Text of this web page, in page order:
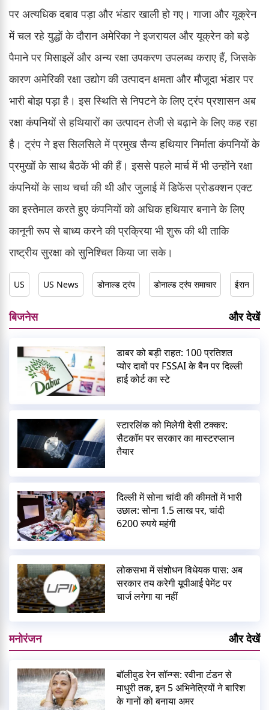
पर अत्यधिक दबाव पड़ा और भंडार खाली हो गए। गाजा और यूक्रेन
में चल रहे युद्धों के दौरान अमेरिका ने इजरायल और यूक्रेन को बड़े
पैमाने पर मिसाइलें और अन्य रक्षा उपकरण उपलब्ध कराए हैं, जिसके
कारण अमेरिकी रक्षा उद्योग की उत्पादन क्षमता और मौजूदा भंडार पर
भारी बोझ पड़ा है। इस स्थिति से निपटने के लिए ट्रंप प्रशासन अब
रक्षा कंपनियों से हथियारों का उत्पादन तेजी से बढ़ाने के लिए कह रहा
है। ट्रंप ने इस सिलसिले में प्रमुख सैन्य हथियार निर्माता कंपनियों के
प्रमुखों के साथ बैठकें भी की हैं। इससे पहले मार्च में भी उन्होंने रक्षा
कंपनियों के साथ चर्चा की थी और जुलाई में डिफेंस प्रोडक्शन एक्ट
का इस्तेमाल करते हुए कंपनियों को अधिक हथियार बनाने के लिए
कानूनी रूप से बाध्य करने की प्रक्रिया भी शुरू की थी ताकि
राष्ट्रीय सुरक्षा को सुनिश्चित किया जा सके।
US US News डोनाल्ड ट्रंप डोनाल्ड ट्रंप समाचार ईरान
बिजनेस और देखें
डाबर को बड़ी राहत: 100 प्रतिशत
प्योर दावों पर FSSAI के बैन पर दिल्ली
हाई कोर्ट का स्टे
स्टारलिंक को मिलेगी देसी टक्कर:
सैटकॉम पर सरकार का मास्टरप्लान
तैयार
दिल्ली में सोना चांदी की कीमतों में भारी
उछाल: सोना 1.5 लाख पर, चांदी
6200 रुपये महंगी
लोकसभा में संशोधन विधेयक पास: अब
सरकार तय करेगी यूपीआई पेमेंट पर
चार्ज लगेगा या नहीं
मनोरंजन और देखें
बॉलीवुड रेन सॉन्ग्स: रवीना टंडन से
माधुरी तक, इन 5 अभिनेत्रियों ने बारिश
के गानों को बनाया अमर